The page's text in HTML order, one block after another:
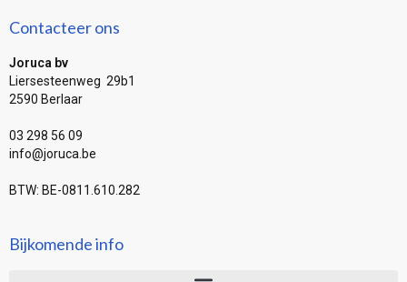
Contacteer ons
Joruca bv
Liersesteenweg 29b1
2590 Berlaar
03 298 56 09
info@joruca.be
BTW: BE-0811.610.282
Bijkomende info